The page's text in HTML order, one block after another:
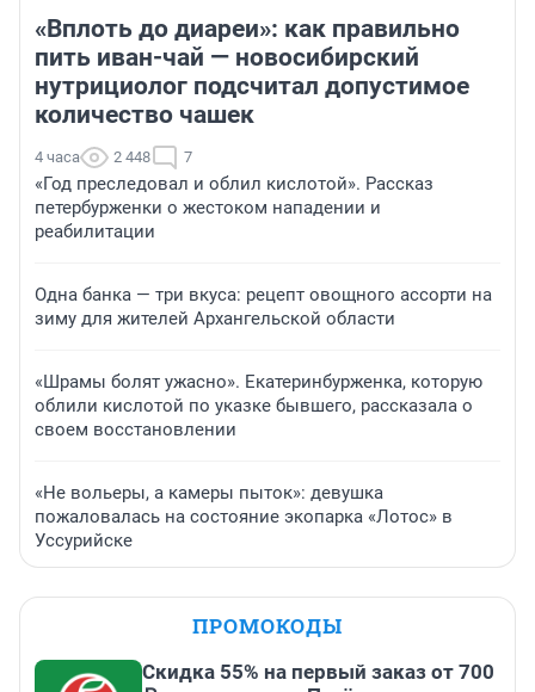
«Вплоть до диареи»: как правильно
пить иван-чай — новосибирский
нутрициолог подсчитал допустимое
количество чашек
4 часа 2 448 7
«Год преследовал и облил кислотой». Рассказ
петербурженки о жестоком нападении и
реабилитации
Одна банка — три вкуса: рецепт овощного ассорти на
зиму для жителей Архангельской области
«Шрамы болят ужасно». Екатеринбурженка, которую
облили кислотой по указке бывшего, рассказала о
своем восстановлении
«Не вольеры, а камеры пыток»: девушка
пожаловалась на состояние экопарка «Лотос» в
Уссурийске
ПРОМОКОДЫ
Скидка 55% на первый заказ от 700